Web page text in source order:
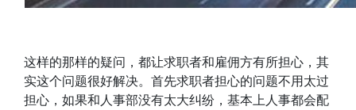
这样的那样的疑问，都让求职者和雇佣方有所担心，其
实这个问题很好解决。首先求职者担心的问题不用太过
担心，如果和人事部没有太大纠纷，基本上人事都会配